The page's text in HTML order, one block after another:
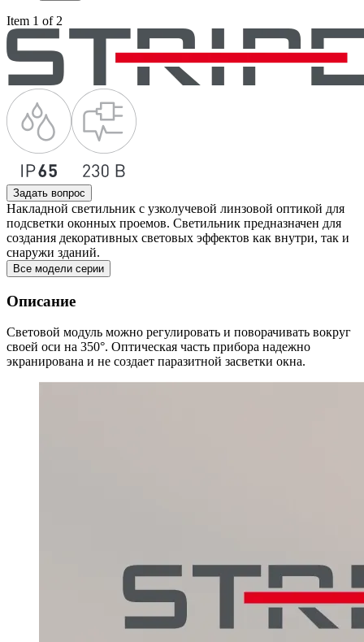
Item 1 of 2
Задать вопрос
Накладной светильник с узколучевой линзовой оптикой для
подсветки оконных проемов. Светильник предназначен для
создания декоративных световых эффектов как внутри, так и
снаружи зданий.
Все модели серии
Описание
Световой модуль можно регулировать и поворачивать вокруг
своей оси на 350°. Оптическая часть прибора надежно
экранирована и не создает паразитной засветки окна.